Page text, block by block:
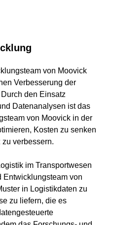
von Moovick
Verbesserung der
den Einsatz
Datenanalysen ist das
von Moovick in der
Kosten zu senken
verbessern.
im Transportwesen
Entwicklungsteam von
in Logistikdaten zu
zu liefern, die es